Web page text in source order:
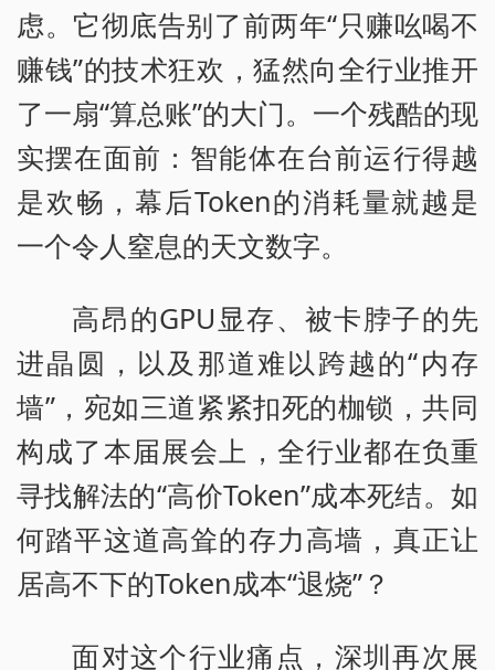
虑。它彻底告别了前两年“只赚吆喝不
赚钱”的技术狂欢，猛然向全行业推开
了一扇“算总账”的大门。一个残酷的现
实摆在面前：智能体在台前运行得越
是欢畅，幕后Token的消耗量就越是
一个令人窒息的天文数字。
高昂的GPU显存、被卡脖子的先
进晶圆，以及那道难以跨越的“内存
墙”，宛如三道紧紧扣死的枷锁，共同
构成了本届展会上，全行业都在负重
寻找解法的“高价Token”成本死结。如
何踏平这道高耸的存力高墙，真正让
居高不下的Token成本“退烧”？
面对这个行业痛点，深圳再次展